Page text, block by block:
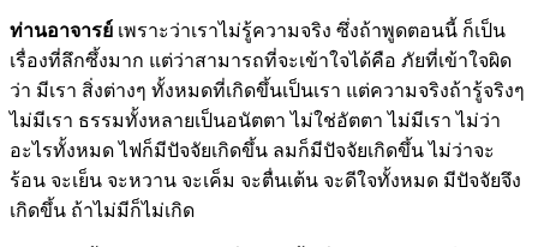
ท่านอาจารย์ เพราะว่าเราไม่รู้ความจริง ซึ่งถ้าพูดตอนนี้ ก็เป็น
เรื่องที่ลึกซึ้งมาก แต่ว่าสามารถที่จะเข้าใจได้คือ ภัยที่เข้าใจผิด
ว่า มีเรา สิ่งต่างๆ ทั้งหมดที่เกิดขึ้นเป็นเรา แต่ความจริงถ้ารู้จริงๆ
ไม่มีเรา ธรรมทั้งหลายเป็นอนัตตา ไม่ใช่อัตตา ไม่มีเรา ไม่ว่า
อะไรทั้งหมด ไฟก็มีปัจจัยเกิดขึ้น ลมก็มีปัจจัยเกิดขึ้น ไม่ว่าจะ
ร้อน จะเย็น จะหวาน จะเค็ม จะตื่นเต้น จะดีใจทั้งหมด มีปัจจัยจึง
เกิดขึ้น ถ้าไม่มีก็ไม่เกิด